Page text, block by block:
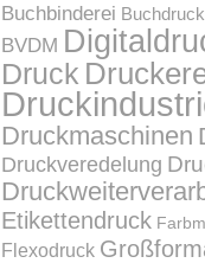
Buchbinderei Buchdruck
BVDM
Druck
Druckmaschinen
Druckveredelung
Etikettendruck
Flexodruck